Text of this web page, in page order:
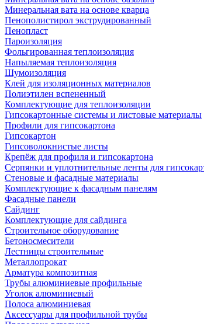
Минеральная вата на основе кварца
Пенополистирол экструдированный
Пенопласт
Пароизоляция
Фольгированная теплоизоляция
Напыляемая теплоизоляция
Шумоизоляция
Клей для изоляционных материалов
Полиэтилен вспененный
Комплектующие для теплоизоляции
Гипсокартонные системы и листовые материалы
Профили для гипсокартона
Гипсокартон
Гипсоволокнистые листы
Крепёж для профиля и гипсокартона
Серпянки и уплотнительные ленты для
Стеновые и фасадные материалы
Комплектующие к фасадным панелям
Фасадные панели
Сайдинг
Комплектующие для сайдинга
Строительное оборудование
Бетоносмесители
Лестницы строительные
Металлопрокат
Арматура композитная
Трубы алюминиевые профильные
Уголок алюминиевый
Полоса алюминиевая
Аксессуары для профильной трубы